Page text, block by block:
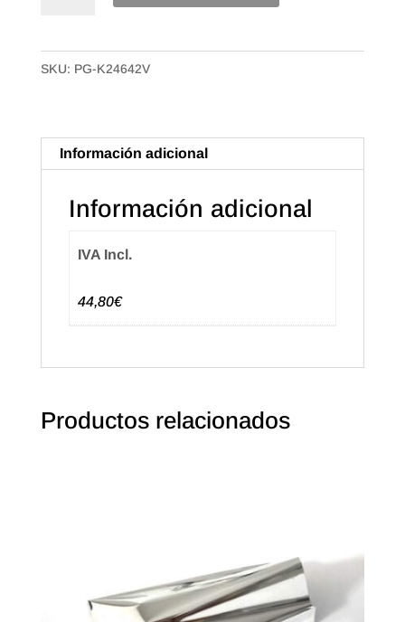
Verjurado
con
24+6X42
Color
Verde
SKU: PG-K24642V
Información adicional
Información adicional
IVA Incl.
44,80€
Productos relacionados